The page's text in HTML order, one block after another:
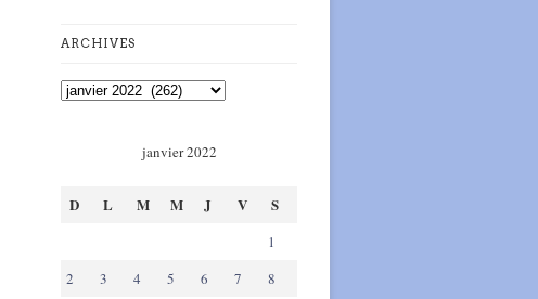
ARCHIVES
janvier 2022
D L M M J V S
1
2
3 4 5 6 7
8